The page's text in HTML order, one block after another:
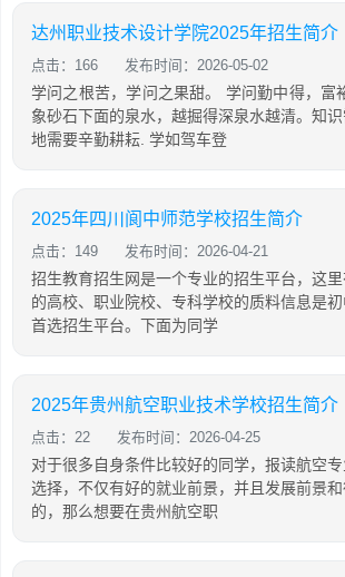
达州职业技术设计学院2025年招生简介
点击：166 发布时间：2026-05-02
学问之根苦，学问之果甜。 学问勤中得，富
象砂石下面的泉水，越掘得深泉水越清。知
地需要辛勤耕耘. 学如驾车登
2025年四川阆中师范学校招生简介
点击：149 发布时间：2026-04-21
招生教育招生网是一个专业的招生平台，这
的高校、职业院校、专科学校的质料信息是
首选招生平台。下面为同学
2025年贵州航空职业技术学校招生简介
点击：22 发布时间：2026-04-25
对于很多自身条件比较好的同学，报读航空
选择，不仅有好的就业前景，并且发展前景
的，那么想要在贵州航空职